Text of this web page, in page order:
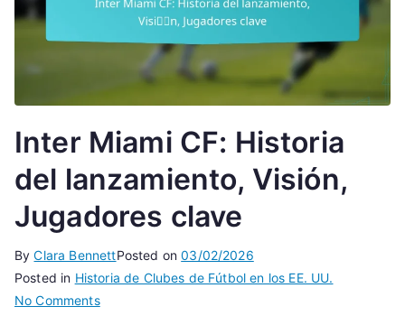
Inter Miami CF: Historia
del lanzamiento, Visión,
Jugadores clave
ByClara BennettPosted on03/02/2026
Posted in Historia de Clubes de Fútbol en los EE. UU.
No Commentson